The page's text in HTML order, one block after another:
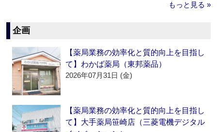
もっと見る »
企画
【薬局業務の効率化と質的向上を目指し
て】わかば薬局（東邦薬品）
2026年07月31日 (金)
【薬局業務の効率化と質的向上を目指し
て】大手薬局笹崎店（三菱電機デジタル